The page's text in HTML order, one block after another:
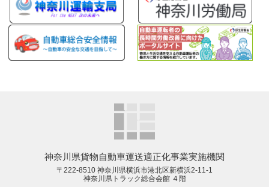
神奈川県貨物自動車運送適正化事業実施機関
〒222-8510 神奈川県横浜市港北区新横浜2-11-1
神奈川県トラック総合会館 ４階